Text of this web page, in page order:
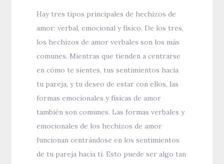
Hay tres tipos principales de hechizos de
amor: verbal, emocional y físico. De los tres,
los hechizos de amor verbales son los más
comunes. Mientras que tienden a centrarse
en cómo te sientes, tus sentimientos hacia
tu pareja, y tu deseo de estar con ellos, las
formas emocionales y físicas de amor
también son comunes. Las formas verbales y
emocionales de los hechizos de amor
funcionan centrándose en los sentimientos
de tu pareja hacia ti. Esto puede ser algo tan